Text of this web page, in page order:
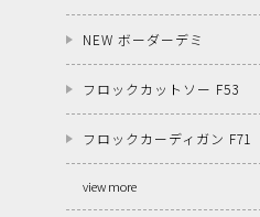
NEW ボーダーデミ
フロックカットソー F53
フロックカーディガン F71
view more